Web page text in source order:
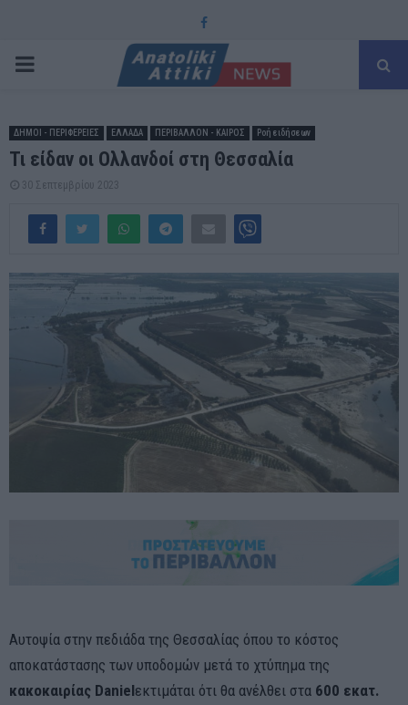
Facebook
PRIMARY
ΔΗΜΟΙ - ΠΕΡΙΦΕΡΕΙΕΣ ΕΛΛΑΔΑ ΠΕΡΙΒΑΛΛΟΝ - ΚΑΙΡΟΣ Ροή ειδήσεων
Τι είδαν οι Ολλανδοί στη Θεσσαλία
30 Σεπτεμβρίου 2023
Αυτοψία στην πεδιάδα της Θεσσαλίας όπου το κόστος
αποκατάστασης των υποδομών μετά το χτύπημα της
κακοκαιρίας Danielεκτιμάται ότι θα ανέλθει στα 600 εκατ.